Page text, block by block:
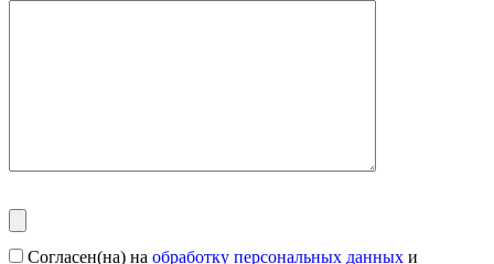
Согласен(на) на обработку персональных данных и